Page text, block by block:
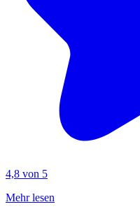
4,8 von 5
Mehr lesen